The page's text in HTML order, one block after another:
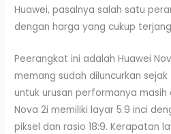
Huawei, pasalnya salah satu
dengan harga yang cukup
Peerangkat ini adalah Huawei
memang sudah diluncurkan sejak
untuk urusan performanya masih
Nova 2i memiliki layar 5.9 inci
piksel dan rasio 18:9. Kerapatan